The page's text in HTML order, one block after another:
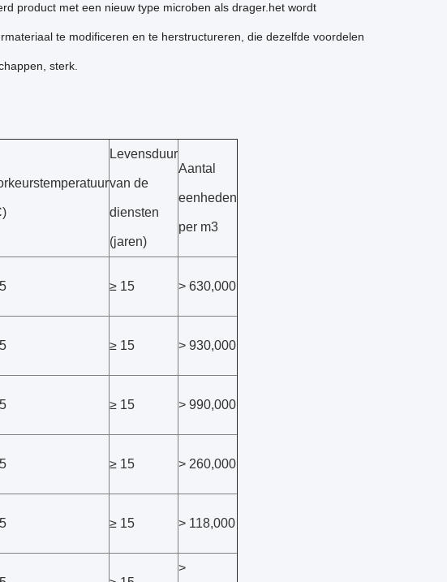
product met een nieuw type microben als drager.het wordt
te modificeren en te herstructureren, die dezelfde voordelen
sterk.
Levensduur
van de
diensten
(jaren)
Aantal
eenheden
per m3
≥ 15 > 630,000
≥ 15 > 930,000
≥ 15 > 990,000
≥ 15 > 260,000
≥ 15 > 118,000
>